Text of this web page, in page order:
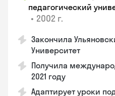
педагогический
• 2002 г.
Закончила
Университет
Получила
2021 году
Адаптирует уроки